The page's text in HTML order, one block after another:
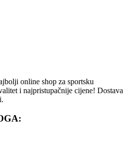
online shop za sportsku
i najpristupačnije cijene! Dostava